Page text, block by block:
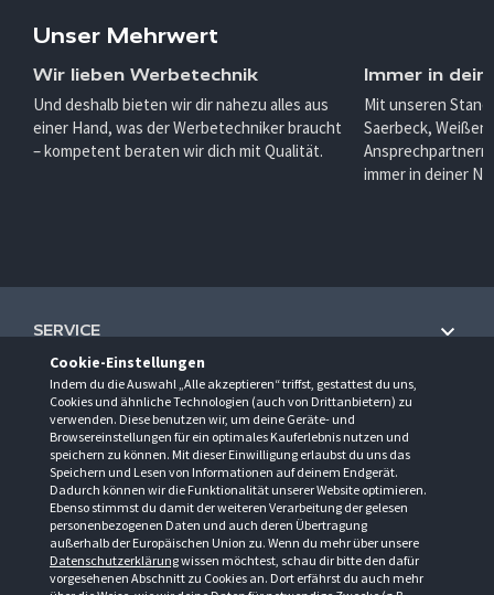
Cookie-Einstellungen
Indem du die Auswahl „Alle akzeptieren“ triffst, gestattest du uns,
Cookies und ähnliche Technologien (auch von Drittanbietern) zu
verwenden. Diese benutzen wir, um deine Geräte- und
Browsereinstellungen für ein optimales Kauferlebnis nutzen und
speichern zu können. Mit dieser Einwilligung erlaubst du uns das
Speichern und Lesen von Informationen auf deinem Endgerät.
Dadurch können wir die Funktionalität unserer Website optimieren.
Ebenso stimmst du damit der weiteren Verarbeitung der gelesen
personenbezogenen Daten und auch deren Übertragung
außerhalb der Europäischen Union zu. Wenn du mehr über unsere
Datenschutzerklärungwissen möchtest, schau dir bitte den dafür
vorgesehenen Abschnitt zu Cookies an. Dort erfährst du auch mehr
Unser Mehrwert
Wir lieben Werbetechnik
Und deshalb bieten wir dir nahezu alles aus
einer Hand, was der Werbetechniker braucht
– kompetent beraten wir dich mit Qualität.
Immer in
Mit unseren
Saerbeck,
immer in deiner
SERVICE
Hilfe und Information
Fragen und Antworten (FAQ)
Kontakt
Newsletter
Events
Downloads
Kataloge
UNTERNEHMEN
Über uns
Anfahrt
Ansprechpartner
Außendienstbesuch
Jobs & Ausbildung
KONTAKT
Gröner-Schulze GmbH
Sarirstraße 5
12529 Schönefeld
Berlin-Schönefeld: +49 30 68 29 54-0
ÖFFNUNGSZEITEN
Montag - Donnerstag 9:00 - 17:00
Freitag
9:00 - 15:00
FOLGE UNS